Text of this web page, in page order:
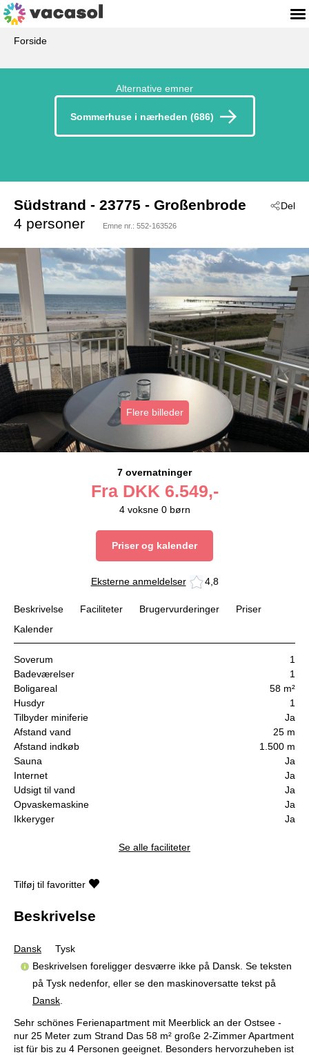
Forside
Alternative emner
Sommerhuse i nærheden (686)
Del
Südstrand - 23775 - Großenbrode
4 personer
Emne nr.: 552-163526
Flere billeder
7 overnatninger
Fra DKK 6.549,-
4 voksne 0 børn
Priser og kalender
Eksterne anmeldelser 4,8
Beskrivelse Faciliteter Brugervurderinger
Priser
Kalender
Soverum
1
Badeværelser
1
Boligareal
58 m²
Husdyr
1
Tilbyder miniferie
Ja
Afstand vand
25 m
Afstand indkøb
1.500 m
Sauna
Ja
Internet
Ja
Udsigt til vand
Ja
Opvaskemaskine
Ja
Ikkeryger
Ja
Se alle faciliteter
Tilføj til favoritter
Beskrivelse
Dansk
Tysk
Beskrivelsen foreligger desværre ikke på Dansk. Se teksten
på Tysk nedenfor, eller se den maskinoversatte tekst på
Dansk
Sehr schönes Ferienapartment mit Meerblick an der Ostsee -
nur 25 Meter zum Strand Das 58 m² große 2-Zimmer Apartment
ist für bis zu 4 Personen geeignet. Besonders hervorzuheben ist